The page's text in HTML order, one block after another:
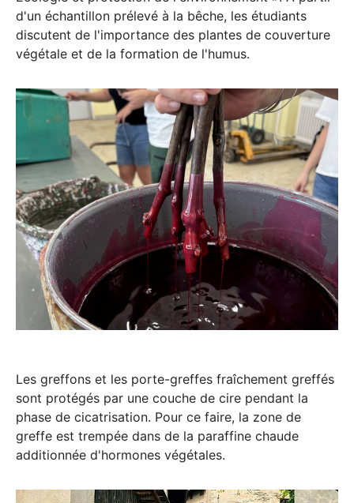
d'un échantillon prélevé à la bêche, les étudiants
discutent de l'importance des plantes de couverture
végétale et de la formation de l'humus.
Les greffons et les porte-greffes fraîchement greffés
sont protégés par une couche de cire pendant la
phase de cicatrisation. Pour ce faire, la zone de
greffe est trempée dans de la paraffine chaude
additionnée d'hormones végétales.